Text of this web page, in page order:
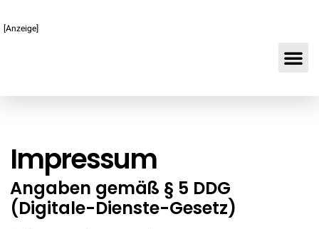
[Anzeige]
Impressum
Angaben gemäß § 5 DDG
(Digitale-Dienste-Gesetz)